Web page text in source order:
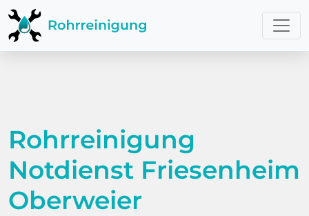
Rohrreinigung
Notdienst Friesenheim
Oberweier